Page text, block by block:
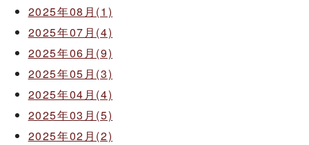
2025年08月(1)
2025年07月(4)
2025年06月(9)
2025年05月(3)
2025年04月(4)
2025年03月(5)
2025年02月(2)